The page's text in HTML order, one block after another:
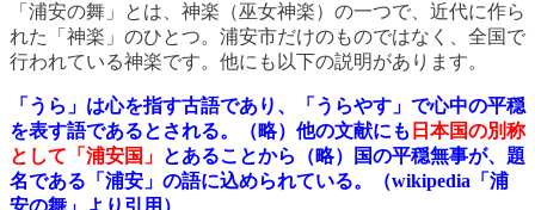
「浦安の舞」とは、神楽（巫女神楽）の一つで、近代に作ら
れた「神楽」のひとつ。浦安市だけのものではなく、全国で
行われている神楽です。他にも以下の説明があります。
「うら」は心を指す古語であり、「うらやす」で心中の平穏
を表す語であるとされる。（略）他の文献にも 日本国の別称
として「浦安国」 とあることから（略）国の平穏無事が、題
名である「浦安」の語に込められている。（wikipedia「浦